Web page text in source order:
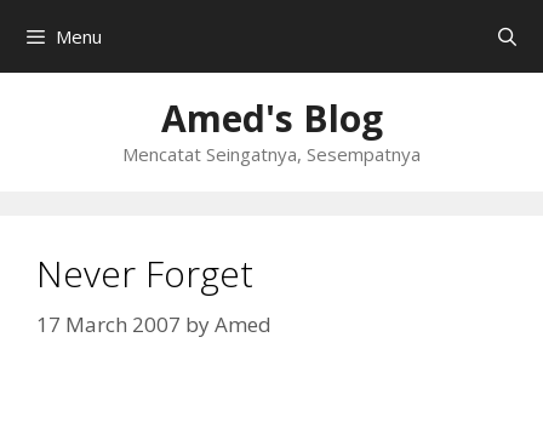
content
Menu
Amed's Blog
Mencatat Seingatnya, Sesempatnya
Never Forget
17 March 2007 byAmed